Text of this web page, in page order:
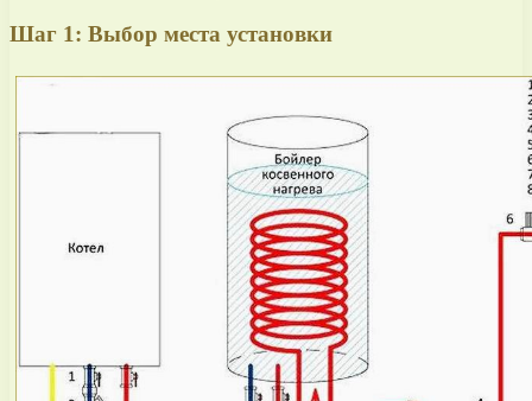
Шаг 1: Выбор места установки